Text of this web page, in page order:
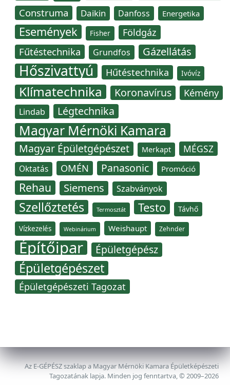
Construma Daikin Danfoss Energetika
Események Fisher Földgáz
Fűtéstechnika Grundfos Gázellátás
Hőszivattyú Hűtéstechnika Ivóvíz
Klímatechnika Koronavírus Kémény
Lindab Légtechnika
Magyar Mérnöki Kamara
Magyar Épületgépészet Merkapt MÉGSZ
Oktatás OMÉN Panasonic Promóció
Rehau Siemens Szabványok
Szellőztetés Termosztát Testo Távhő
Vízkezelés Webinárium Weishaupt Zehnder
Építőipar Épületgépész
Épületgépészet
Épületgépészeti Tagozat
Az E-GÉPÉSZ szaklap a Magyar Mérnöki Kamara Épületképészeti
Tagozatának lapja. Minden jog fenntartva, © 2009–2026